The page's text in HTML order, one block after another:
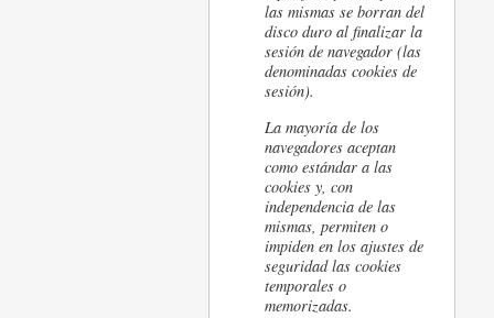
las mismas se borran del
disco duro al finalizar la
sesión de navegador (las
denominadas cookies de
sesión).
La mayoría de los
navegadores aceptan
como estándar a las
cookies y, con
independencia de las
mismas, permiten o
impiden en los ajustes de
seguridad las cookies
temporales o
memorizadas.